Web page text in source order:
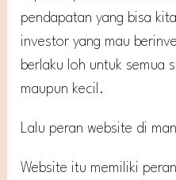
pendapatan yang bisa
investor yang mau
berlaku loh untuk semua
maupun kecil.
Lalu peran website di
Website itu memiliki